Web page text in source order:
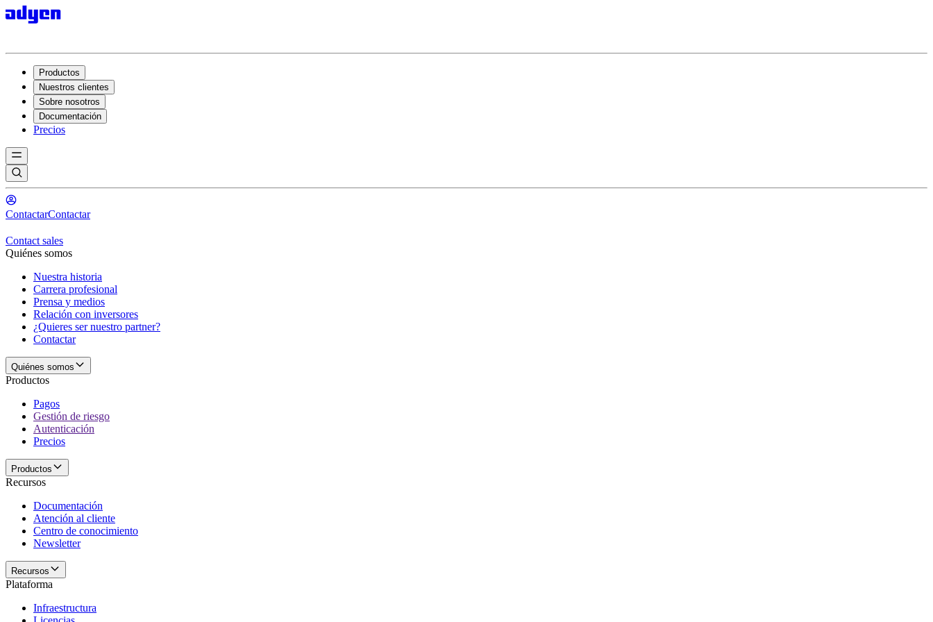
Productos
Nuestros clientes
Sobre nosotros
Documentación
Precios
ContactarContactar
Contact sales
Quiénes somos
Nuestra historia
Carrera profesional
Prensa y medios
Relación con inversores
¿Quieres ser nuestro partner?
Contactar
Quiénes somos
Productos
Pagos
Gestión de riesgo
Autenticación
Precios
Productos
Recursos
Documentación
Atención al cliente
Centro de conocimiento
Newsletter
Recursos
Plataforma
Infraestructura